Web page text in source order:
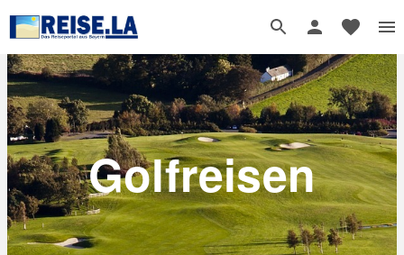
Golfreisen